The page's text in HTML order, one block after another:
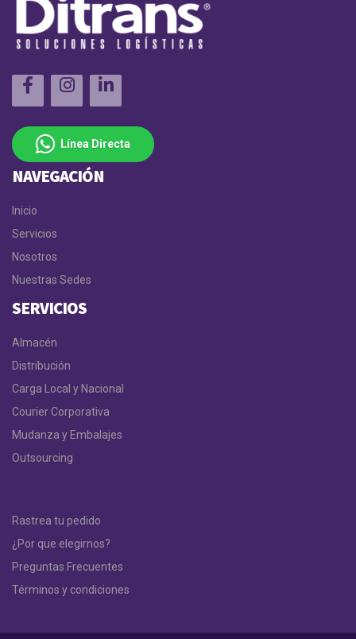
Línea Directa
NAVEGACIÓN
Inicio
Servicios
Nosotros
Nuestras Sedes
SERVICIOS
Almacén
Distribución
Carga Local y Nacional
Courier Corporativa
Mudanza y Embalajes
Outsourcing
Rastrea tu pedido
¿Por que elegirnos?
Preguntas Frecuentes
Términos y condiciones